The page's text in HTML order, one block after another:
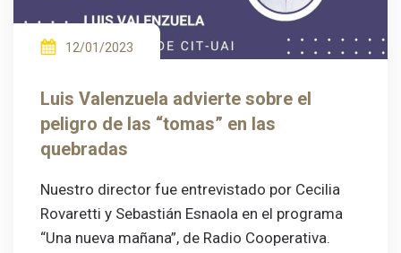
12/01/2023
Luis Valenzuela advierte sobre el
peligro de las “tomas” en las
quebradas
Nuestro director fue entrevistado por Cecilia
Rovaretti y Sebastián Esnaola en el programa
“Una nueva mañana”, de Radio Cooperativa.